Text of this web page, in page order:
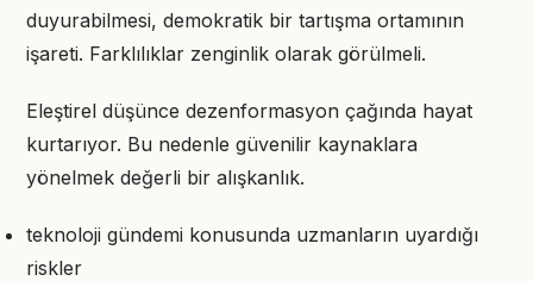
duyurabilmesi, demokratik bir tartışma ortamının
işareti. Farklılıklar zenginlik olarak görülmeli.
Eleştirel düşünce dezenformasyon çağında hayat
kurtarıyor. Bu nedenle güvenilir kaynaklara
yönelmek değerli bir alışkanlık.
teknoloji gündemi konusunda uzmanların uyardığı
riskler